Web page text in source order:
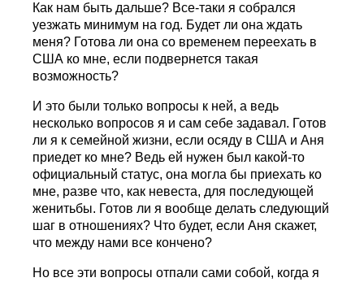
Как нам быть дальше? Все-таки я собрался
уезжать минимум на год. Будет ли она ждать
меня? Готова ли она со временем переехать в
США ко мне, если подвернется такая
возможность?
И это были только вопросы к ней, а ведь
несколько вопросов я и сам себе задавал. Готов
ли я к семейной жизни, если осяду в США и Аня
приедет ко мне? Ведь ей нужен был какой-то
официальный статус, она могла бы приехать ко
мне, разве что, как невеста, для последующей
женитьбы. Готов ли я вообще делать следующий
шаг в отношениях? Что будет, если Аня скажет,
что между нами все кончено?
Но все эти вопросы отпали сами собой, когда я